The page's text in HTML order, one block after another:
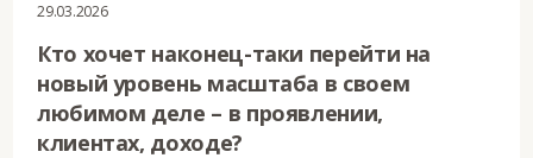
29.03.2026
Кто хочет наконец-таки перейти на
новый уровень масштаба в своем
любимом деле – в проявлении,
клиентах, доходе?